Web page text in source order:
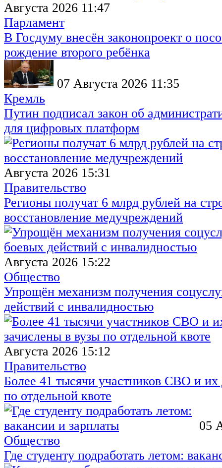
Августа 2026 11:47
Парламент
В Госдуму внесён законопроект о
рождение второго ребёнка
07 Августа 2026 11:35
Кремль
Путин подписал закон об
для цифровых платформ
Августа 2026 15:31
Правительство
Регионы получат 6 млрд рублей на
восстановление медучреждений
Августа 2026 15:22
Общество
Упрощён механизм получения
действий с инвалидностью
Августа 2026 15:12
Правительство
Более 41 тысячи участников СВО и их
по отдельной квоте
05
Общество
Где студенту подработать летом: